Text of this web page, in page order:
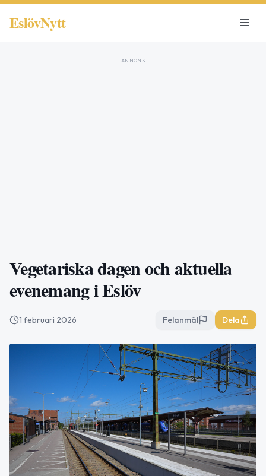
EslövNytt
ANNONS
Vegetariska dagen och aktuella
evenemang i Eslöv
1 februari 2026 Felanmäl Dela